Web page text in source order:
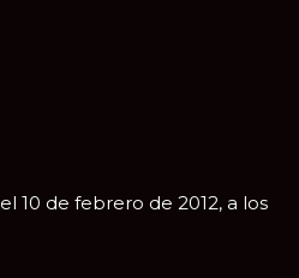
el 10 de febrero de 2012, a los